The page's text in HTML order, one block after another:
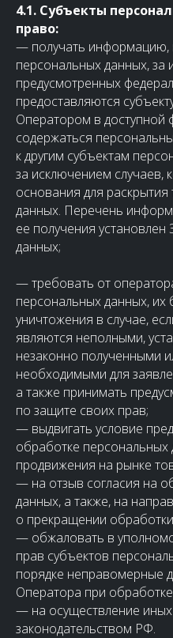
4.1. Субъекты
право:
— получать информацию,
персональных данных, за
предусмотренных
предоставляются
Оператором в доступной
содержаться
к другим субъектам
за исключением случаев,
основания для
данных. Перечень
ее получения
данных;
— требовать от
персональных данных, их
уничтожения в случае,
являются неполными,
незаконно полученными
необходимыми для
а также принимать
по защите своих прав;
— выдвигать условие
обработке персональных
продвижения на рынке
— на отзыв согласия на
данных, а также, на
о прекращении
— обжаловать в
прав субъектов
порядке неправомерные
Оператора при
— на осуществление
законодательством РФ.